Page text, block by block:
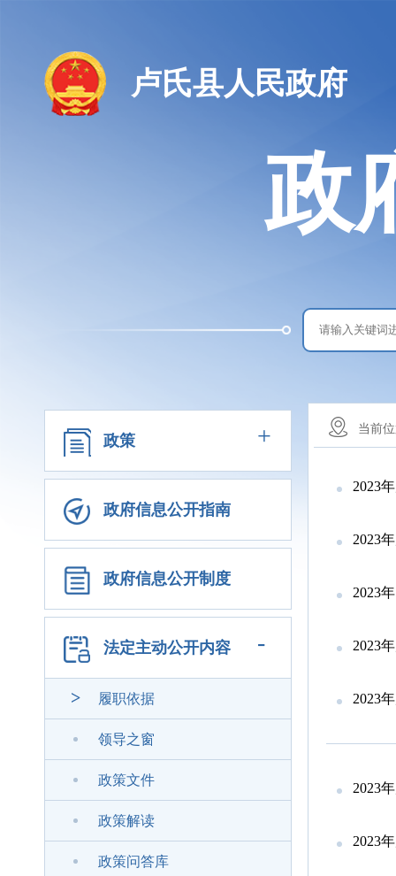
卢氏县人民政府
政
政策 +
政府信息公开指南
政府信息公开制度
法定主动公开内容 -
履职依据
领导之窗
政策文件
政策解读
政策问答库
当前
2023
2023
2023
2023
2023
2023
2023